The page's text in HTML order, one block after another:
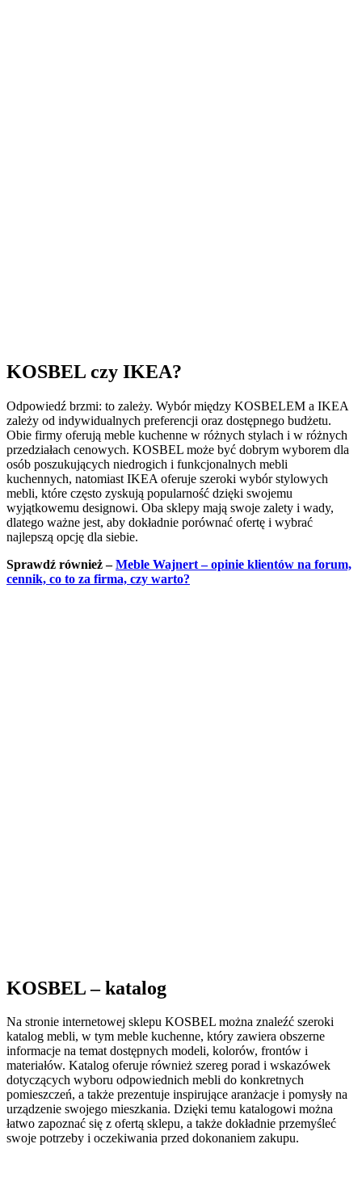
KOSBEL czy IKEA?
Odpowiedź brzmi: to zależy. Wybór między KOSBELEM a IKEA
zależy od indywidualnych preferencji oraz dostępnego budżetu.
Obie firmy oferują meble kuchenne w różnych stylach i w różnych
przedziałach cenowych. KOSBEL może być dobrym wyborem dla
osób poszukujących niedrogich i funkcjonalnych mebli
kuchennych, natomiast IKEA oferuje szeroki wybór stylowych
mebli, które często zyskują popularność dzięki swojemu
wyjątkowemu designowi. Oba sklepy mają swoje zalety i wady,
dlatego ważne jest, aby dokładnie porównać ofertę i wybrać
najlepszą opcję dla siebie.
Sprawdź również –Meble Wajnert – opinie klientów na forum,
cennik, co to za firma, czy warto?
KOSBEL – katalog
Na stronie internetowej sklepu KOSBEL można znaleźć szeroki
katalog mebli, w tym meble kuchenne, który zawiera obszerne
informacje na temat dostępnych modeli, kolorów, frontów i
materiałów. Katalog oferuje również szereg porad i wskazówek
dotyczących wyboru odpowiednich mebli do konkretnych
pomieszczeń, a także prezentuje inspirujące aranżacje i pomysły na
urządzenie swojego mieszkania. Dzięki temu katalogowi można
łatwo zapoznać się z ofertą sklepu, a także dokładnie przemyśleć
swoje potrzeby i oczekiwania przed dokonaniem zakupu.